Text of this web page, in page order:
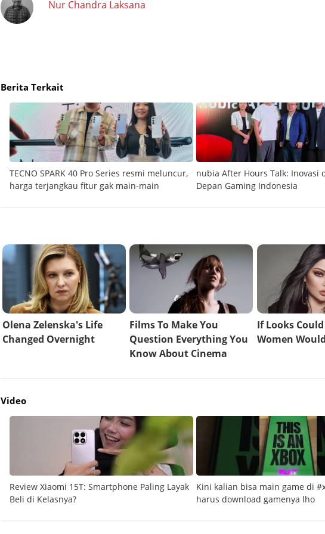
Nur Chandra Laksana
Berita Terkait
TECNO SPARK 40 Pro Series resmi meluncur,
harga terjangkau fitur gak main-main
nubia After Hours Talk: Inovasi
Depan Gaming Indonesia
Video
Review Xiaomi 15T: Smartphone Paling Layak
Beli di Kelasnya?
Kini kalian bisa main game di
harus download gamenya lho